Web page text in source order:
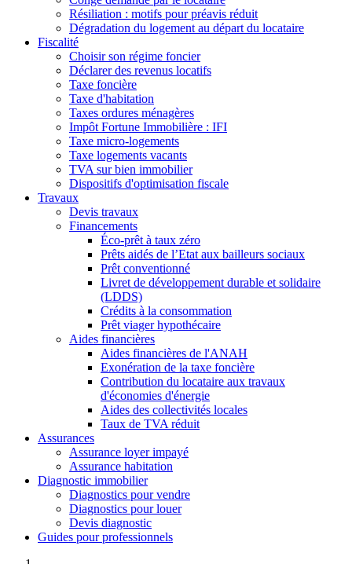
Résiliation : motifs pour préavis réduit
Dégradation du logement au départ du locataire
Fiscalité
Choisir son régime foncier
Déclarer des revenus locatifs
Taxe foncière
Taxe d'habitation
Taxes ordures ménagères
Impôt Fortune Immobilière : IFI
Taxe micro-logements
Taxe logements vacants
TVA sur bien immobilier
Dispositifs d'optimisation fiscale
Travaux
Devis travaux
Financements
Éco-prêt à taux zéro
Prêts aidés de l’Etat aux bailleurs sociaux
Prêt conventionné
Livret de développement durable et solidaire
(LDDS)
Crédits à la consommation
Prêt viager hypothécaire
Aides financières
Aides financières de l'ANAH
Exonération de la taxe foncière
Contribution du locataire aux travaux
d'économies d'énergie
Aides des collectivités locales
Taux de TVA réduit
Assurances
Assurance loyer impayé
Assurance habitation
Diagnostic immobilier
Diagnostics pour vendre
Diagnostics pour louer
Devis diagnostic
Guides pour professionnels